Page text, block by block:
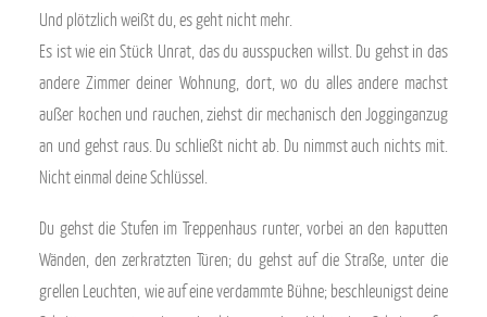
Und plötzlich weißt du, es geht nicht mehr.
Es ist wie ein Stück Unrat, das du ausspucken willst. Du gehst in das
andere Zimmer deiner Wohnung, dort, wo du alles andere machst
außer kochen und rauchen, ziehst dir mechanisch den Jogginganzug
an und gehst raus. Du schließt nicht ab. Du nimmst auch nichts mit.
Nicht einmal deine Schlüssel.
Du gehst die Stufen im Treppenhaus runter, vorbei an den kaputten
Wänden, den zerkratzten Türen; du gehst auf die Straße, unter die
grellen Leuchten, wie auf eine verdammte Bühne; beschleunigst deine